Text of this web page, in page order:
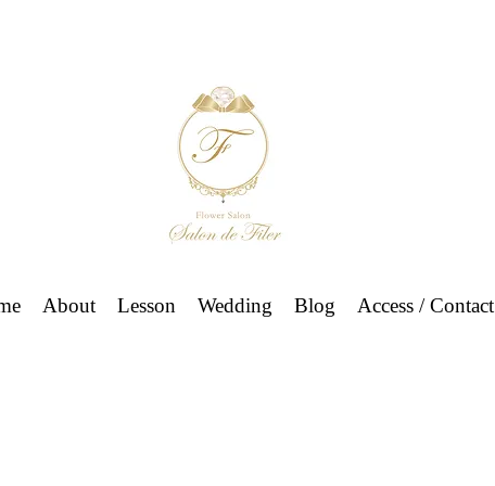
About Lesson Wedding Blog Access / Contact